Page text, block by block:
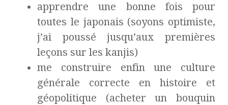
apprendre une bonne fois pour
toutes le japonais (soyons optimiste,
j’ai poussé jusqu’aux premières
leçons sur les kanjis)
me construire enfin une culture
générale correcte en histoire et
géopolitique (acheter un bouquin